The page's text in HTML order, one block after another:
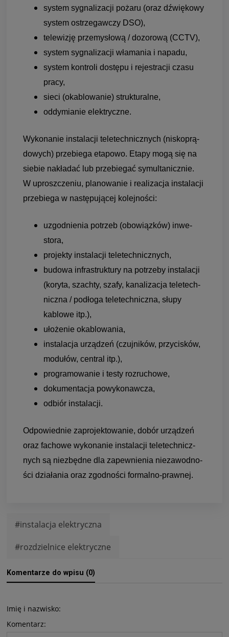
sys­tem sygna­li­za­cji pożaru (oraz dźwię­kowy
sys­tem ostrze­gaw­czy DSO),
tele­wi­zję prze­my­słową / dozo­rową (CCTV),
sys­tem sygna­li­za­cji wła­ma­nia i napadu,
sys­tem kon­troli dostępu i reje­stra­cji czasu
pracy,
sieci (oka­blo­wa­nie) struk­tu­ralne,
oddy­mia­nie elek­tryczne.
Wyko­na­nie insta­la­cji tele­tech­nicz­nych (niskoprą­
do­wych) prze­biega eta­powo. Etapy mogą się na
sie­bie nakła­dać lub prze­biegać symul­ta­nicz­nie.
W uprosz­cze­niu, pla­no­wa­nie i reali­za­cja insta­la­cji
prze­biega w nastę­pu­jącej kolej­no­ści:
uzgod­nie­nia potrzeb (obo­wiąz­ków) inwe­
stora,
pro­jekty insta­la­cji tele­tech­nicz­nych,
budowa infra­struk­tury na potrzeby insta­la­cji
(koryta, szachty, szafy, kana­li­za­cja tele­tech­
niczna / podłoga tele­tech­niczna, słupy
kablowe itp.),
uło­że­nie oka­blo­wa­nia,
insta­la­cja urzą­dzeń (czuj­ni­ków, przy­ci­sków,
modu­łów, cen­tral itp.),
pro­gra­mo­wa­nie i testy roz­ru­chowe,
doku­men­ta­cja powy­ko­naw­cza,
odbiór insta­la­cji.
Odpo­wied­nie zapro­jek­to­wa­nie, dobór urzą­dzeń
oraz fachowe wyko­na­nie insta­la­cji tele­tech­nicz­
nych są nie­zbędne dla zapew­nie­nia nie­za­wod­no­
ści dzia­ła­nia oraz zgod­no­ści for­malno-praw­nej.
#instalacja elektryczna
#rozdzielnice elektryczne
Komentarze do wpisu (0)
Imię i nazwisko:
Komentarz: